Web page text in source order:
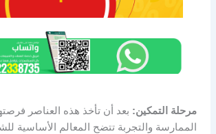
مرحلة التمكين: بعد أن تأخذ هذه العناصر
الممارسة والتجربة تتضح المعالم الأساسية